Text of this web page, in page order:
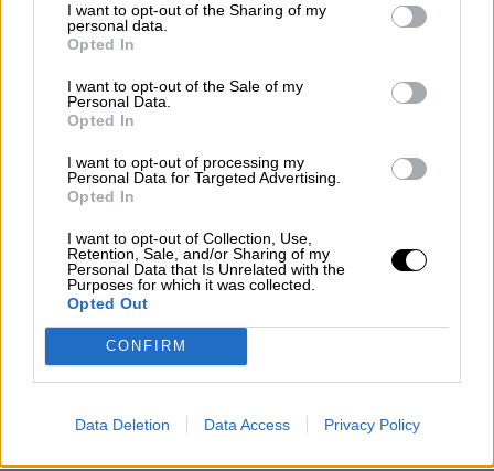
I want to opt-out of the Sharing of my
personal data.
Opted In
I want to opt-out of the Sale of my
Personal Data.
Opted In
I want to opt-out of processing my
Personal Data for Targeted Advertising.
Opted In
I want to opt-out of Collection, Use,
Retention, Sale, and/or Sharing of my
Personal Data that Is Unrelated with the
Purposes for which it was collected.
Opted Out
CONFIRM
Data Deletion Data Access Privacy Policy
Los ministros de Exteriores y de Inclusión, José Manuel Albares
y José Luis Escrivá recibieron a los trabajadores españoles y
Los ministros de Exteriores, Unión Europea y
Cooperación,José Manuel Albares
, y de
Inclusión, Seguridad Social y Migraciones,
Luis Escrivá
Mayor de la Defensa, Teodoro López Calderón-,
han recibido esta madrugada al primer grupo de
españoles y colaboradores de nacionalidad
Torrejón (Madrid).